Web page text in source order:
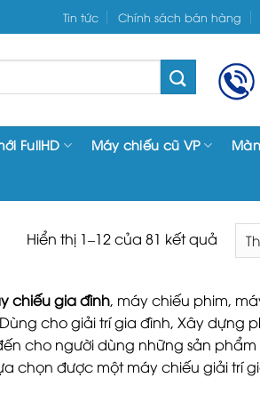
Tin tức Chính sách bán hàng
FullHD Máy chiếu cũ VP
Hiển thị 1–12 của 81 kết quả
chiếu gia đình, máy chiếu phim,
cho giải trí gia đình, Xây dựng
cho người dùng những sản
chọn được một máy chiếu giải trí